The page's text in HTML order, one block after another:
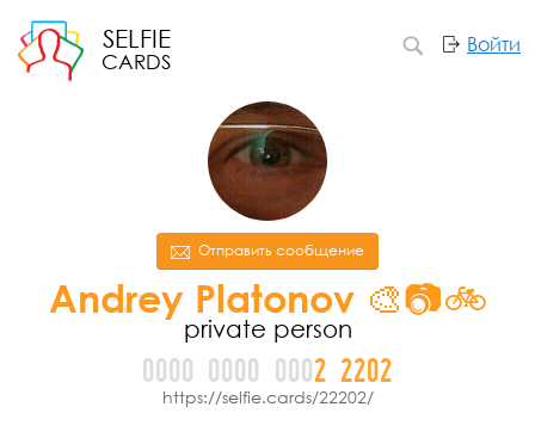
SELFIE
CARDS
Войти
Отправить сообщение
Andrey Platonov 🎨📷🚲
private person
0000 0000 0002 2202
https://selfie.cards/22202/